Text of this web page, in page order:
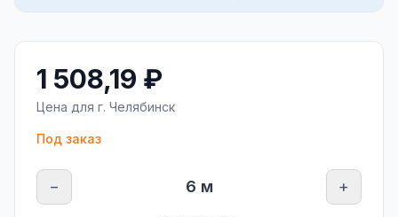
1 508,19 ₽
Цена для г. Челябинск
Под заказ
− 6 м +